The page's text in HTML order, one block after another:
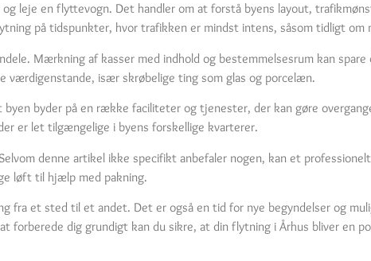
leje en flyttevogn. Det handler om at forstå byens layout,
på tidspunkter, hvor trafikken er mindst intens, såsom tidligt om
Mærkning af kasser med indhold og bestemmelsesrum kan
værdigenstande, især skrøbelige ting som glas og porcelæn.
byder på en række faciliteter og tjenester, der kan gøre
er let tilgængelige i byens forskellige kvarterer.
denne artikel ikke specifikt anbefaler nogen, kan et
løft til hjælp med pakning.
fra et sted til et andet. Det er også en tid for nye begyndelser og
forberede dig grundigt kan du sikre, at din flytning i Århus bliver en